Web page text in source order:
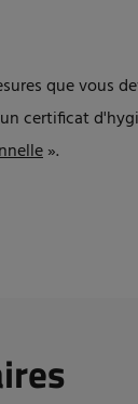
que vous
certificat
».